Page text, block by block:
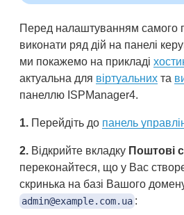
Перед налаштуванням самого
виконати ряд дій на панелі
ми покажемо на прикладі
актуальна для віртуальних та
панеллю ISPManager4.
1. Перейдіть до панель
2. Відкрийте вкладку Поштові
переконайтеся, що у Вас
скринька на базі Вашого
admin@example.com.ua :